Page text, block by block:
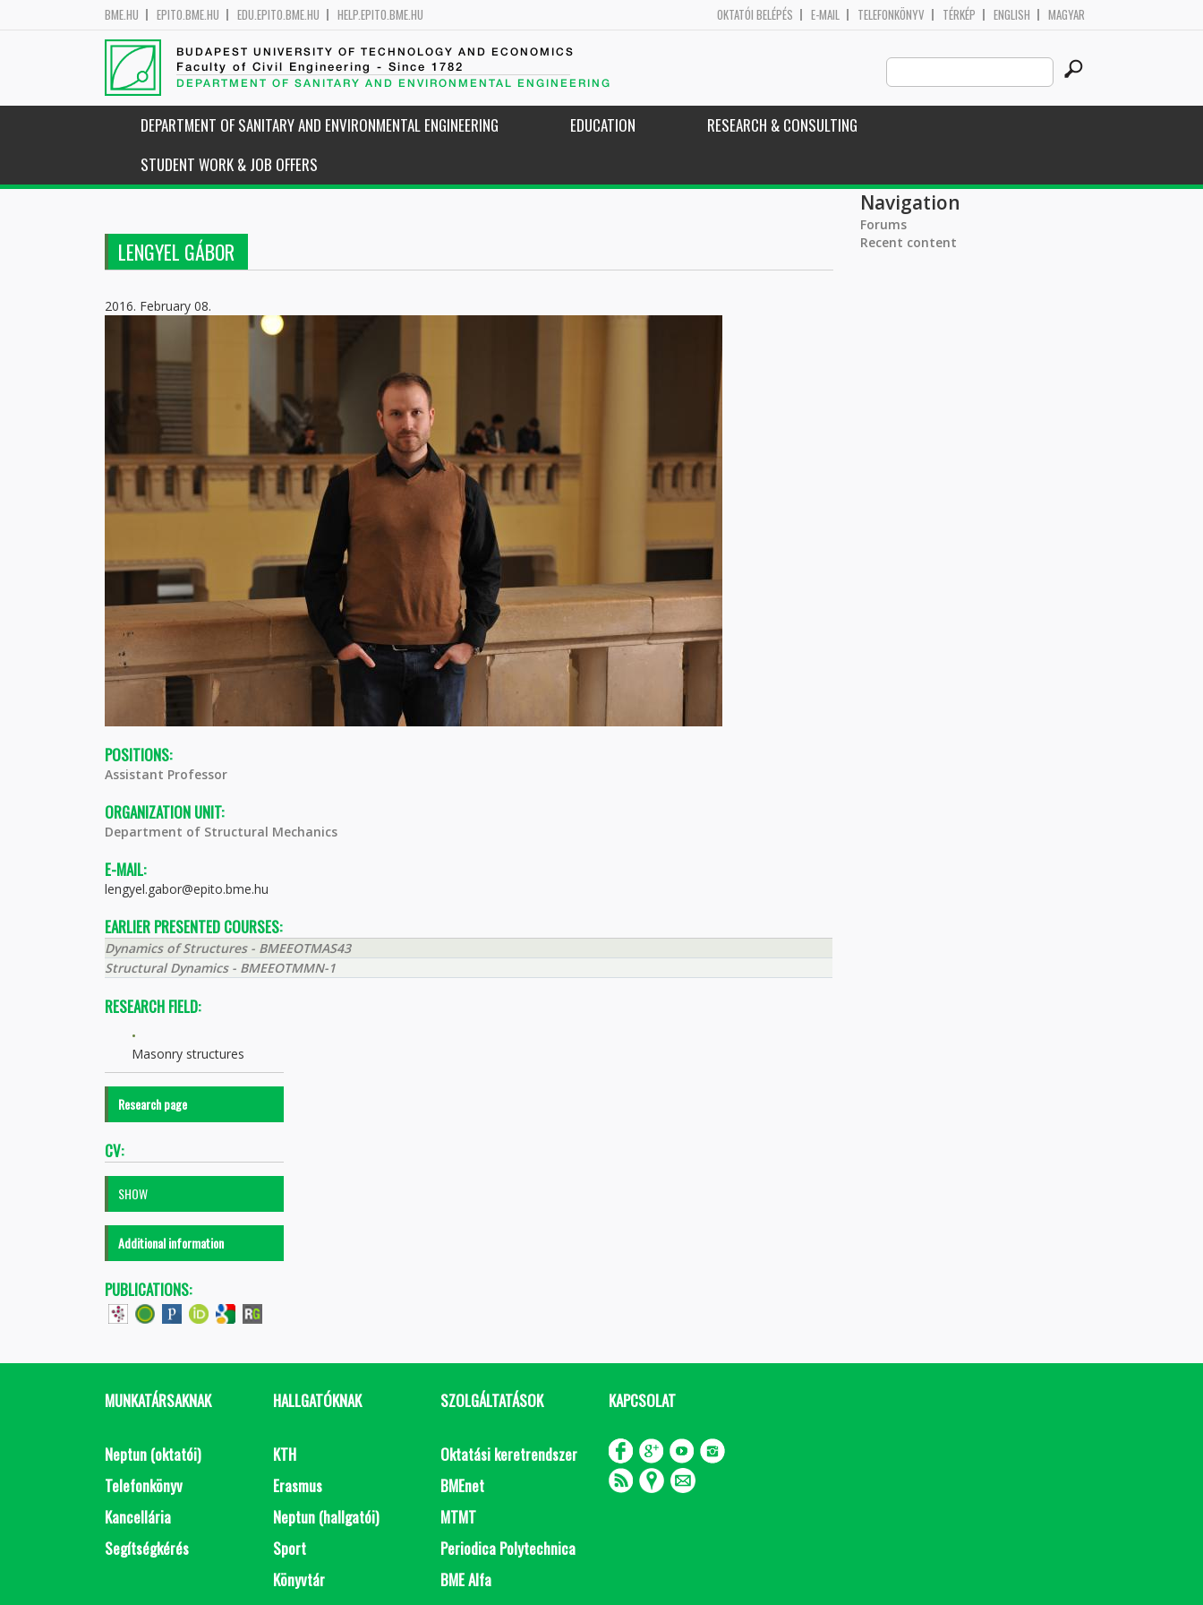
BME.HU EPITO.BME.HU EDU.EPITO.BME.HU HELP.EPITO.BME.HU OKTATÓI BELÉPÉS E-MAIL TELEFONKÖNYV TÉRKÉP ENGLISH MAGYAR
BUDAPEST UNIVERSITY OF TECHNOLOGY AND ECONOMICS
Faculty of Civil Engineering - Since 1782
DEPARTMENT OF SANITARY AND ENVIRONMENTAL ENGINEERING
Search
this
site
DEPARTMENT OF SANITARY AND ENVIRONMENTAL ENGINEERING EDUCATION
RESEARCH & CONSULTING
STUDENT WORK & JOB OFFERS
LENGYEL GÁBOR
2016. February 08.
POSITIONS:
Assistant Professor
ORGANIZATION UNIT:
Department of Structural Mechanics
E-MAIL:
lengyel.gabor@epito.bme.hu
EARLIER PRESENTED COURSES:
Dynamics of Structures - BMEEOTMAS43
Structural Dynamics - BMEEOTMMN-1
RESEARCH FIELD:
Masonry structures
Research page
CV:
SHOW
Additional information
PUBLICATIONS:
Navigation
Forums
Recent content
MUNKATÁRSAKNAK
Neptun (oktatói)
Telefonkönyv
Kancellária
Segítségkérés
HALLGATÓKNAK
KTH
Erasmus
Neptun (hallgatói)
Sport
Könyvtár
SZOLGÁLTATÁSOK
Oktatási keretrendszer
BMEnet
MTMT
Periodica Polytechnica
BME Alfa
KAPCSOLAT